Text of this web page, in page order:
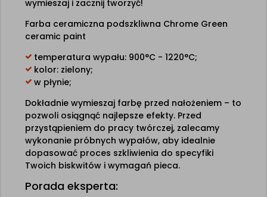
wymieszaj i zacznij tworzyć!
Farba ceramiczna podszkliwna Chrome Green
ceramic paint
temperatura wypału: 900°C - 1220°C;
kolor: zielony;
w płynie;
Dokładnie wymieszaj farbę przed nałożeniem – to
pozwoli osiągnąć najlepsze efekty. Przed
przystąpieniem do pracy twórczej, zalecamy
wykonanie próbnych wypałów, aby idealnie
dopasować proces szkliwienia do specyfiki
Twoich biskwitów i wymagań pieca.
Porada eksperta: